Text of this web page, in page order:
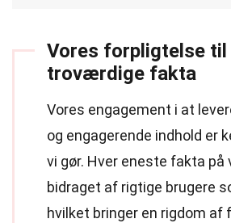
Vores forpligtelse til
troværdige fakta
Vores engagement i at
og engagerende indhold er
vi gør. Hver eneste fakta på
bidraget af rigtige brugere
hvilket bringer en rigdom af